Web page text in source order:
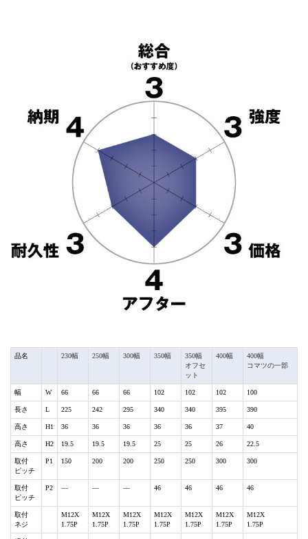
品名 230幅 250幅 300幅 350幅
350幅
オフセ
ット
400幅
400幅
コマツの一部
幅 W 66 66 66 102 102 102 100
長さ L 225 242 295 340 340 395 390
高さ H1 36 36 36 36 36 37 40
高さ H2 19.5 19.5 19.5 25 25 26 22.5
取付
ピッチ
P1 150 200 200 250 250 300 300
取付
ピッチ
P2 ― ― ― 46 46 46 46
取付
ネジ
M12X
1.75P
M12X
1.75P
M12X
1.75P
M12X
1.75P
M12X
1.75P
M12X
1.75P
M12X
1.75P